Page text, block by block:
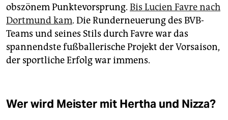
obszönem Punktevorsprung. Bis Lucien Favre nach
Dortmund kam. Die Runderneuerung des BVB-
Teams und seines Stils durch Favre war das
spannendste fußballerische Projekt der Vorsaison,
der sportliche Erfolg war immens.
Wer wird Meister mit Hertha und Nizza?